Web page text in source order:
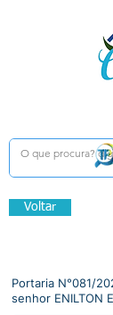
Voltar
Portaria N°081/
senhor ENILTON